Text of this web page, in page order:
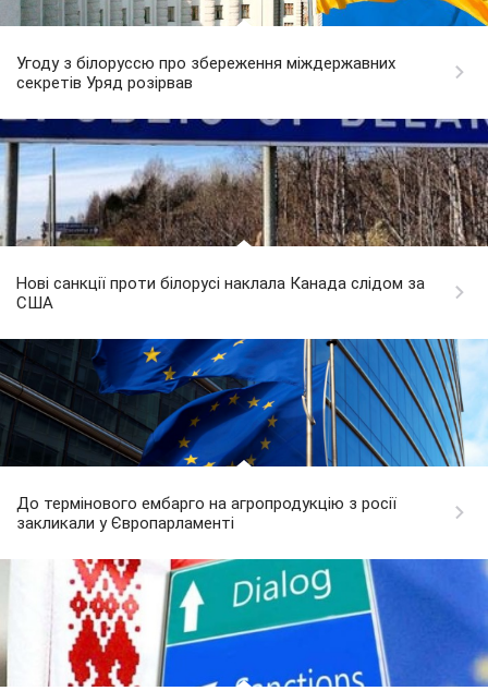
Угоду з білоруссю про збереження міждержавних
секретів Уряд розірвав
Нові санкції проти білорусі наклала Канада слідом за
США
До термінового ембарго на агропродукцію з росії
закликали у Європарламенті